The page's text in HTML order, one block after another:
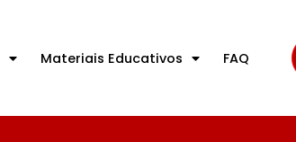
Materiais Educativos FAQ